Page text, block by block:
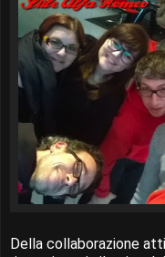
Della collaborazione